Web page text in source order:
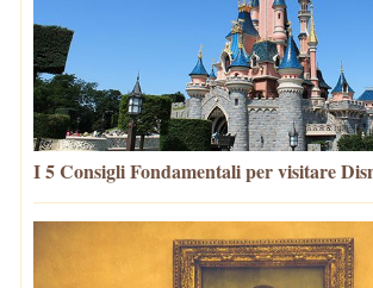
I 5 Consigli Fondamentali per visitare